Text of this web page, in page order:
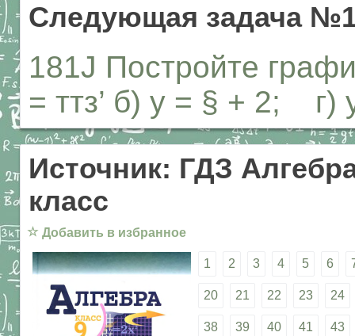
Следующая задача
181J Постройте
= ттз’ б) у = § + 2;
Источник: ГДЗ
класс
☆ Добавить в избранное
1 2 3 4 5 6
20 21 22 23 24
38 39 40 41 43